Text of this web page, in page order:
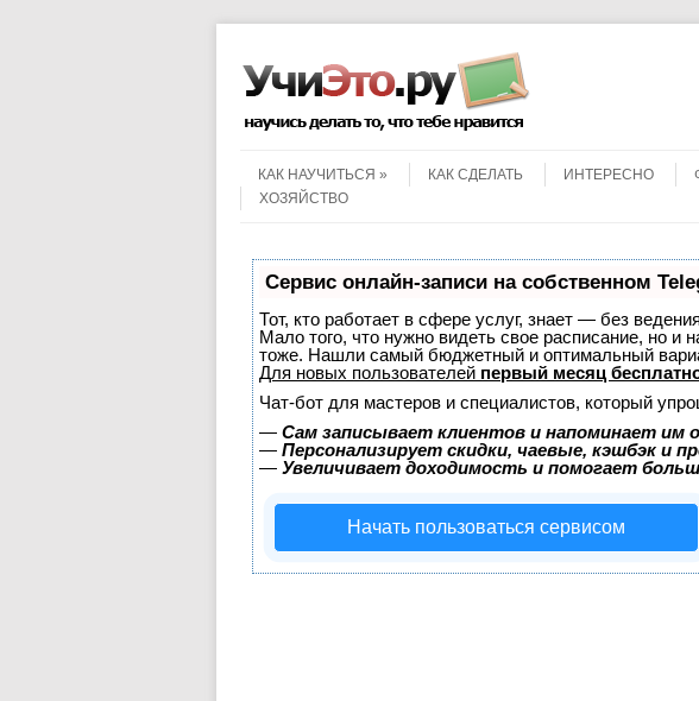
КАК НАУЧИТЬСЯ
КАК СДЕЛАТЬ ИНТЕРЕСНО
ХОЗЯЙСТВО
Сервис онлайн-записи на собственном
Тот, кто работает в сфере услуг, знает — без
Мало того, что нужно видеть свое расписание, но и
тоже. Нашли самый бюджетный и оптимальный
Для новых пользователей первый месяц
Чат-бот для мастеров и специалистов, который
— Сам записывает клиентов и напоминает им
— Персонализирует скидки, чаевые, кэшбэк и
— Увеличивает доходимость и помогает
Начать пользоваться сервисом